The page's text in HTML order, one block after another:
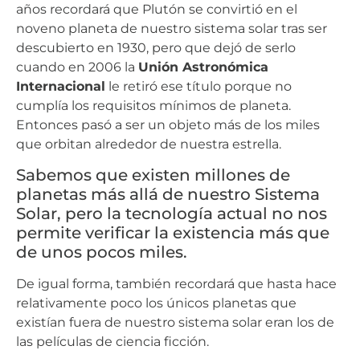
años recordará que Plutón se convirtió en el
noveno planeta de nuestro sistema solar tras ser
descubierto en 1930, pero que dejó de serlo
cuando en 2006 la Unión Astronómica
Internacional le retiró ese título porque no
cumplía los requisitos mínimos de planeta.
Entonces pasó a ser un objeto más de los miles
que orbitan alrededor de nuestra estrella.
Sabemos que existen millones de
planetas más allá de nuestro Sistema
Solar, pero la tecnología actual no nos
permite verificar la existencia más que
de unos pocos miles.
De igual forma, también recordará que hasta hace
relativamente poco los únicos planetas que
existían fuera de nuestro sistema solar eran los de
las películas de ciencia ficción.